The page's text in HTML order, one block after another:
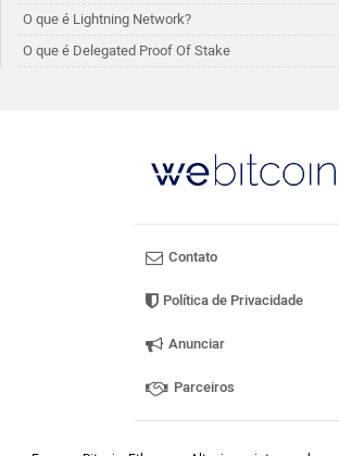
O que é Lightning Network?
O que é Delegated Proof Of Stake
Contato
Política de Privacidade
Anunciar
Parceiros